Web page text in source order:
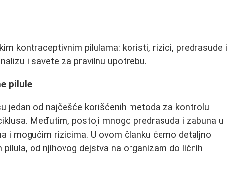
kontraceptivnim pilulama: koristi, rizici, predrasude i
i savete za pravilnu upotrebu.
pilule
jedan od najčešće korišćenih metoda za kontrolu
Međutim, postoji mnogo predrasuda i zabuna u
i mogućim rizicima. U ovom članku ćemo detaljno
od njihovog dejstva na organizam do ličnih